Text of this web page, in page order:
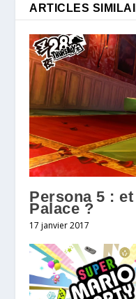
ARTICLES
Persona 5 :
Palace ?
17 janvier 2017